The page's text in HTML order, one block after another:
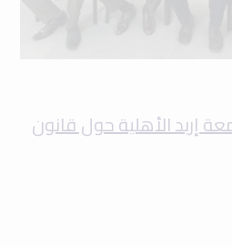
إربد الأهلية حول قانون